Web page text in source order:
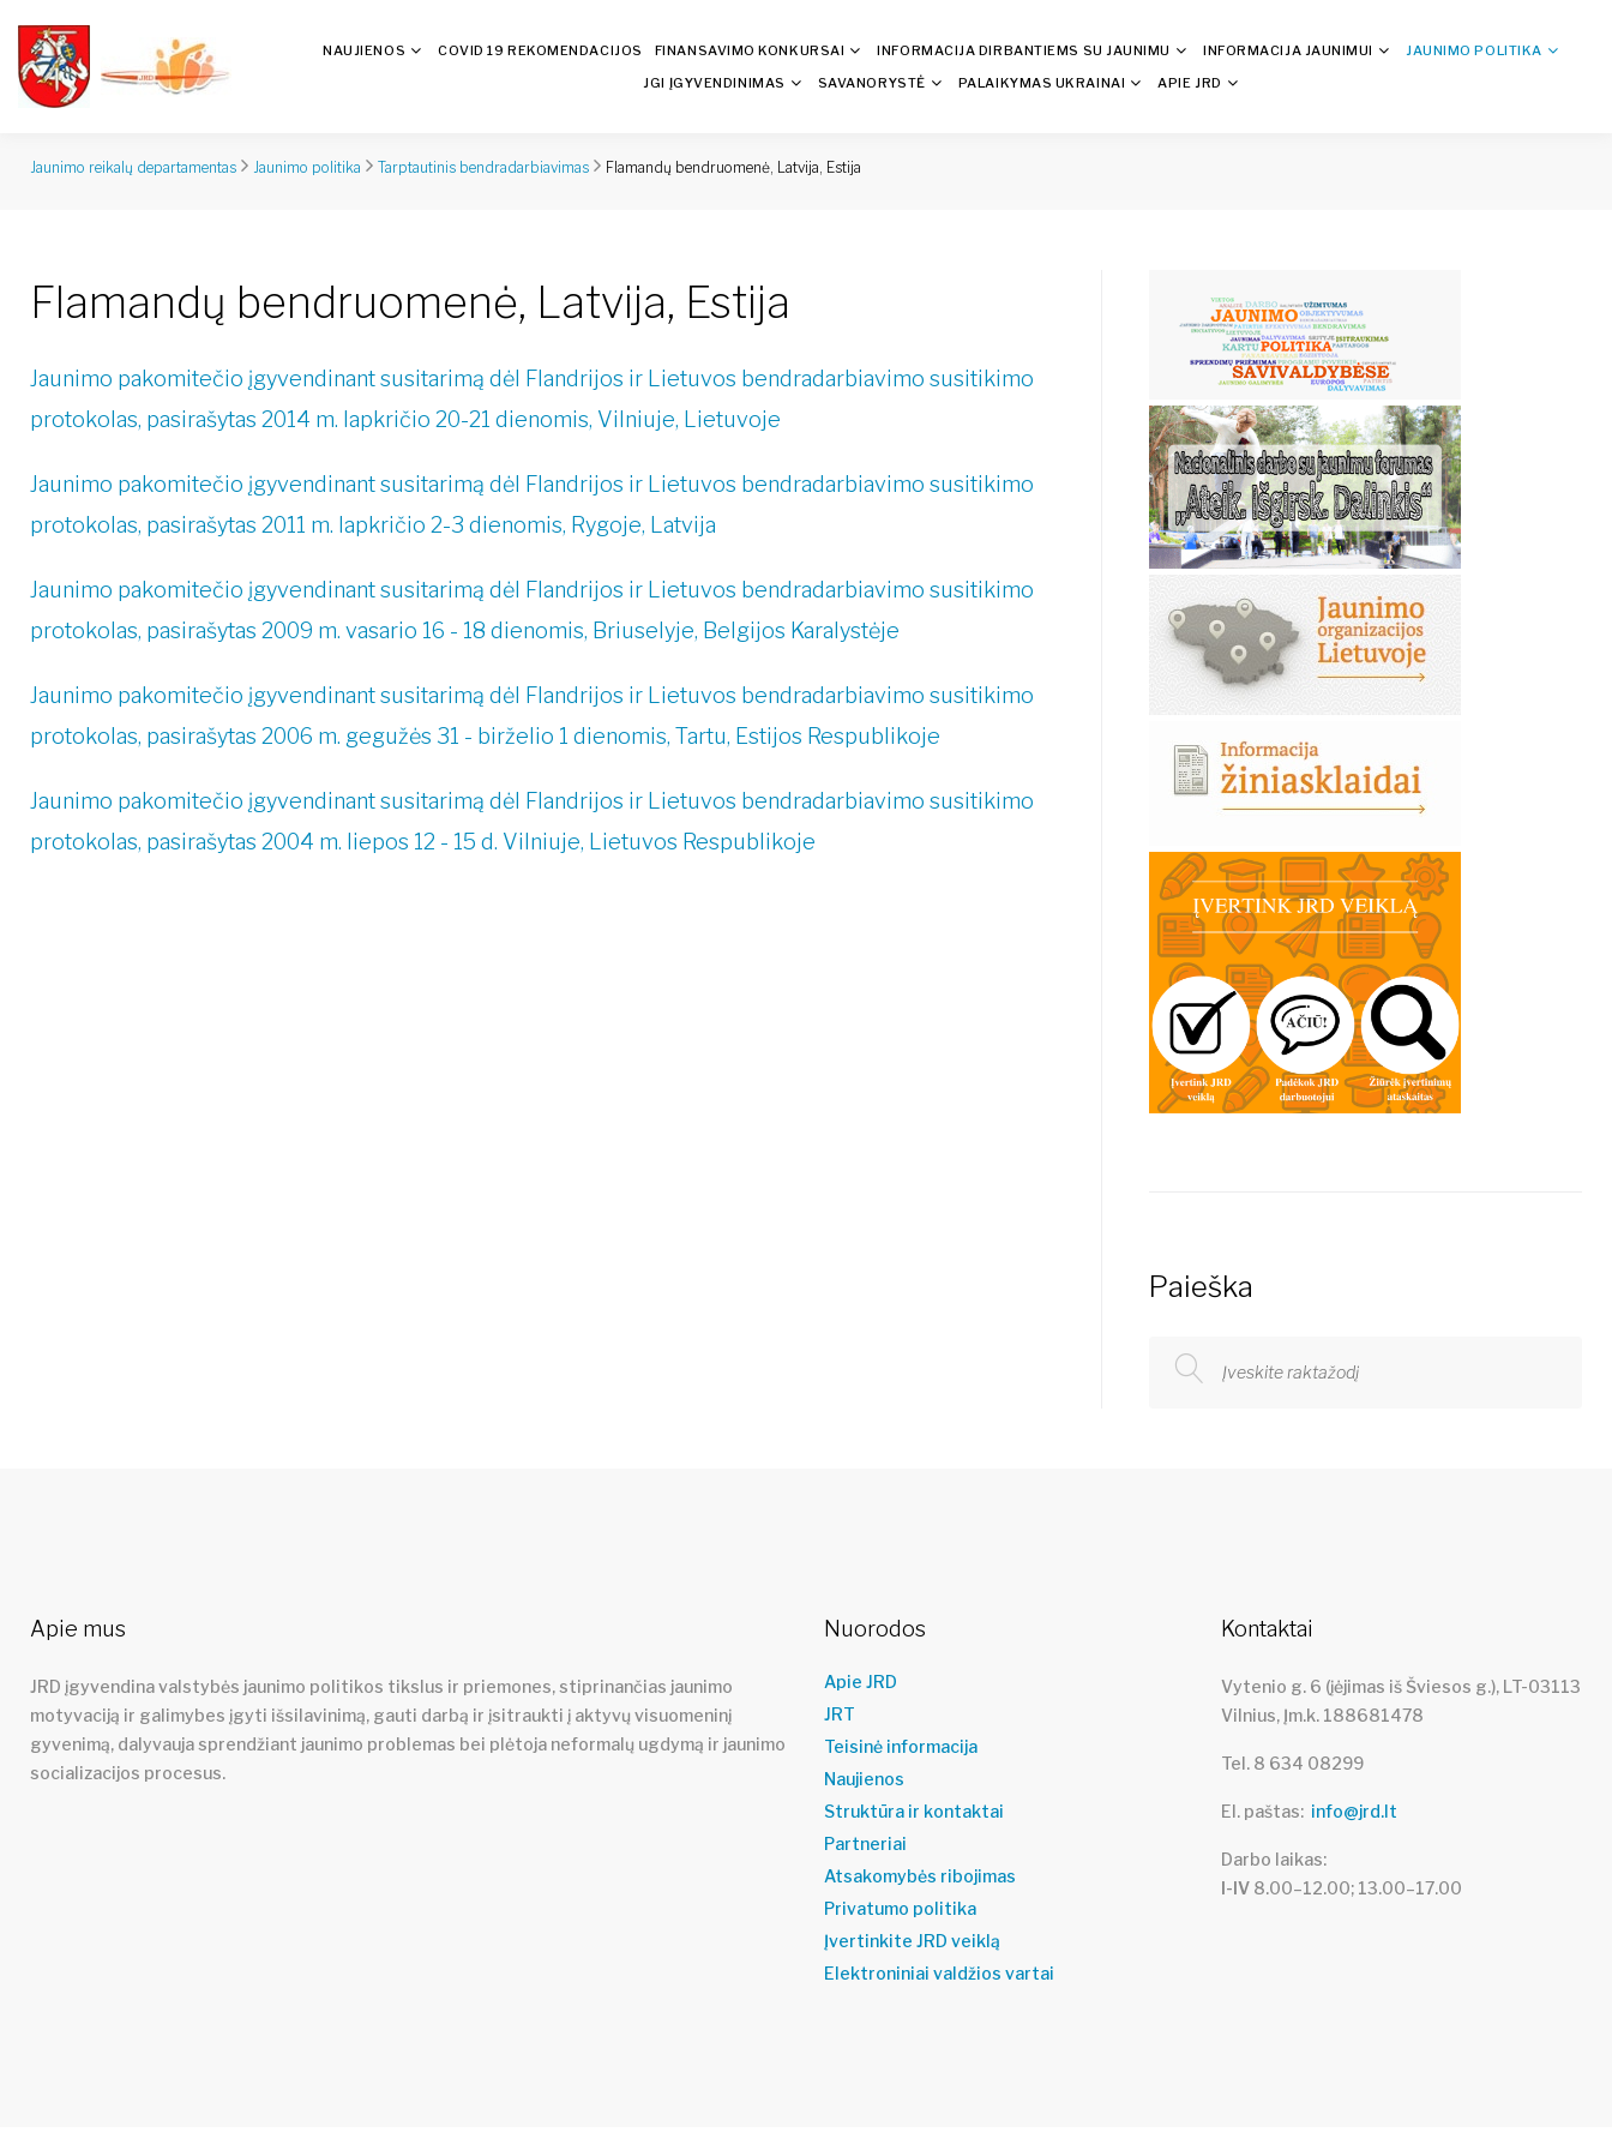
NAUJIENOS COVID 19 REKOMENDACIJOS FINANSAVIMO KONKURSAI INFORMACIJA DIRBANTIEMS SU JAUNIMU INFORMACIJA JAUNIMUI
JAUNIMO POLITIKA
JGI ĮGYVENDINIMAS
SAVANORYSTĖ PALAIKYMAS UKRAINAI APIE JRD
Jaunimo reikalų departamentas Jaunimo politika Tarptautinis bendradarbiavimas Flamandų bendruomenė, Latvija, Estija
Flamandų bendruomenė, Latvija, Estija
Jaunimo pakomitečio įgyvendinant susitarimą dėl Flandrijos ir Lietuvos bendradarbiavimo susitikimo
protokolas, pasirašytas 2014 m. lapkričio 20-21 dienomis, Vilniuje, Lietuvoje
Jaunimo pakomitečio įgyvendinant susitarimą dėl Flandrijos ir Lietuvos bendradarbiavimo susitikimo
protokolas, pasirašytas 2011 m. lapkričio 2-3 dienomis, Rygoje, Latvija
Jaunimo pakomitečio įgyvendinant susitarimą dėl Flandrijos ir Lietuvos bendradarbiavimo susitikimo
protokolas, pasirašytas 2009 m. vasario 16 - 18 dienomis, Briuselyje, Belgijos Karalystėje
Jaunimo pakomitečio įgyvendinant susitarimą dėl Flandrijos ir Lietuvos bendradarbiavimo susitikimo
protokolas, pasirašytas 2006 m. gegužės 31 - birželio 1 dienomis, Tartu, Estijos Respublikoje
Jaunimo pakomitečio įgyvendinant susitarimą dėl Flandrijos ir Lietuvos bendradarbiavimo susitikimo
protokolas, pasirašytas 2004 m. liepos 12 - 15 d. Vilniuje, Lietuvos Respublikoje
Paieška
Apie mus
JRD įgyvendina valstybės jaunimo politikos tikslus ir priemones, stiprinančias jaunimo
motyvaciją ir galimybes įgyti išsilavinimą, gauti darbą ir įsitraukti į aktyvų visuomeninį
gyvenimą, dalyvauja sprendžiant jaunimo problemas bei plėtoja neformalų ugdymą ir jaunimo
socializacijos procesus.
Nuorodos
Apie JRD
JRT
Teisinė informacija
Naujienos
Struktūra ir kontaktai
Partneriai
Atsakomybės ribojimas
Privatumo politika
Įvertinkite JRD veiklą
Elektroniniai valdžios vartai
Kontaktai
Vytenio g. 6 (įėjimas iš Šviesos g.), LT-03113
Vilnius, Įm.k. 188681478
Tel. 8 634 08299
El. paštas info@jrd.lt
Darbo laikas
I-IV 8.00–12.00; 13.00–17.00